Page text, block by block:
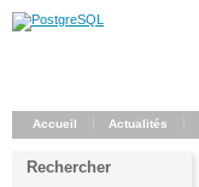
Accueil Actualités
Rechercher